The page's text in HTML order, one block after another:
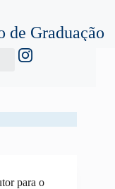
de Graduação
para o